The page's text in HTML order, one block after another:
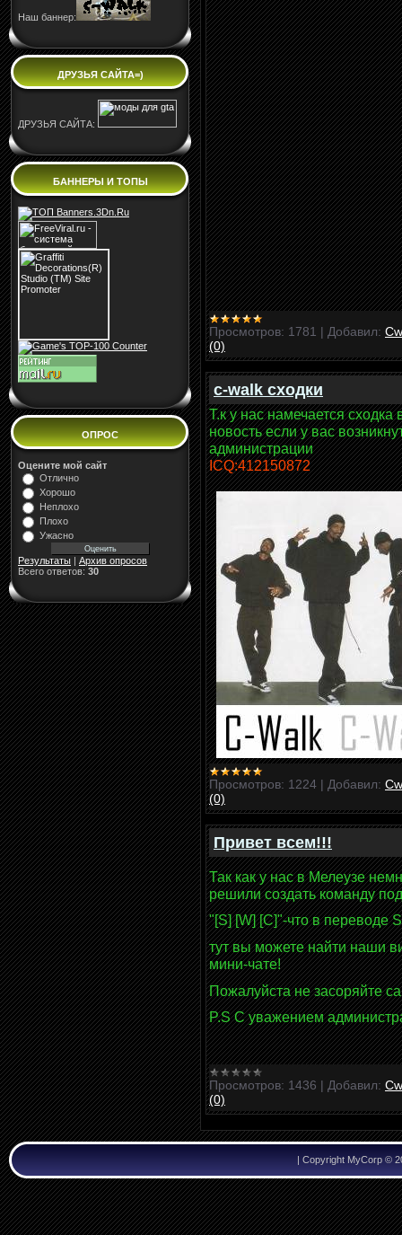
Наш баннер:
ДРУЗЬЯ САЙТА=)
ДРУЗЬЯ САЙТА:
БАННЕРЫ И ТОПЫ
ОПРОС
Оцените мой сайт
Отлично
Хорошо
Неплохо
Плохо
Ужасно
Результаты | Архив опросов
Всего ответов: 30
Просмотров: 1781 | Добавил:
(0)
c-walk сходки
Т.к у нас намечается
новость если у вас
администрации
ICQ:412150872
Просмотров: 1224 | Добавил:
(0)
Привет всем!!!
Так как у нас в Мелеузе
решили создать команду под
"[S] [W] [C]"-что в переводе
тут вы можете найти наши
мини-чате!
Пожалуйста не засоряйте
P.S С уважением
Просмотров: 1436 | Добавил:
(0)
| Copyright MyCorp ©